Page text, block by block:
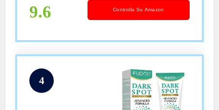
100% Made In Italy | 60ml
9.6 Controlla Su Amazon
4